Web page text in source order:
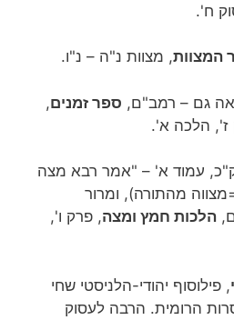
ח'.
המצוות, מצוות נ"ה – נ"ו.
גם – רמב"ם, ספר זמנים,
ז', הלכה א'.
עמוד א' – "אמר רבא מצה
מהתורה), ומרור
הלכות חמץ ומצה, פרק ו',
, פילוסוף יהודי-הלניסטי שחי
הרומית. הרבה לעסוק